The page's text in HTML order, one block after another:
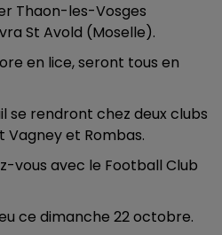
Thaon-les-Vosges
St Avold (Moselle).
en lice, seront tous en
se rendront chez deux clubs
et Rombas.
vous avec le Football Club
ce dimanche 22 octobre.